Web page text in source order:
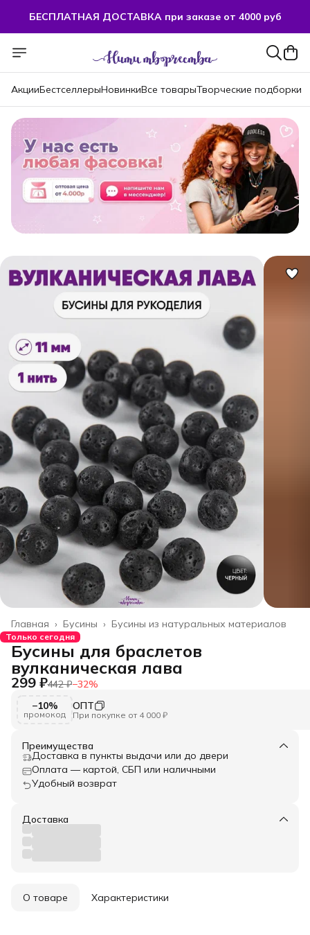
БЕСПЛАТНАЯ ДОСТАВКА при заказе от 4000 руб
БЕСПЛАТНАЯ ДОСТАВКА при заказе от 4000 руб
АкцииБестселлерыНовинкиВсе товарыТворческие подборки
Бусины из натуральных материалов
Бусины ›
Главная ›
Только сегодня
Бусины для браслетов
вулканическая лава
299 ₽442 ₽−32%
−10%
промокод
ОПТ
При покупке от 4 000 ₽
Преимущества
Доставка в пункты выдачи или до двери
Оплата — картой, СБП или наличными
Удобный возврат
Доставка
О товаре Характеристики